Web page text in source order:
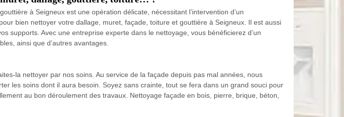
à Seigneux est une opération délicate, nécessitant l’intervention d’un
bien nettoyer votre dallage, muret, façade, toiture et gouttière à Seigneux. Il est aussi
supports. Avec une entreprise experte dans le nettoyage, vous bénéficierez d’un
ainsi que d’autres avantages.
la nettoyer par nos soins. Au service de la façade depuis pas mal années, nous
les soins dont il aura besoin. Soyez sans crainte, tout se fera dans un grand souci pour
au bon déroulement des travaux. Nettoyage façade en bois, pierre, brique, béton,